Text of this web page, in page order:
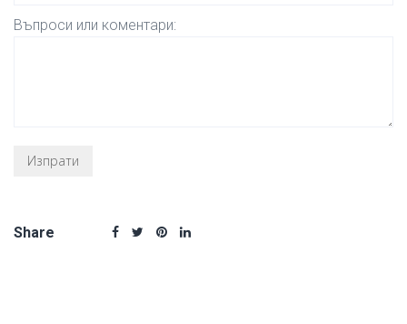
Въпроси или коментари:
Share